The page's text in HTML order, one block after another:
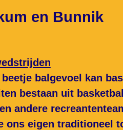
en Bunnik
balgevoel kan
bestaan uit
andere
ons eigen traditioneel